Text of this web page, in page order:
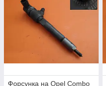
Форсунка на Opel Combo